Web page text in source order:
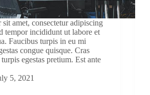
amet, consectetur adipiscing
tempor incididunt ut labore et
Faucibus turpis in eu mi
congue quisque. Cras
egestas pretium. Est ante
5, 2021